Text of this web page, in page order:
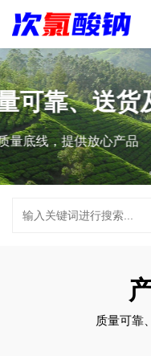
售后到位、
【5+2】【白+黑】【
质量可靠